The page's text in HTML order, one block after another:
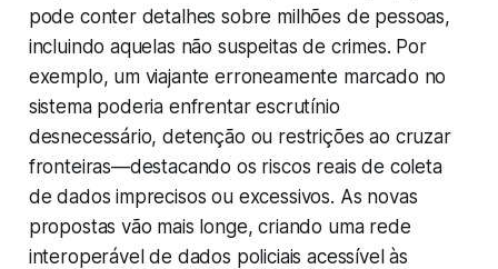
pode conter detalhes sobre milhões de pessoas,
incluindo aquelas não suspeitas de crimes. Por
exemplo, um viajante erroneamente marcado no
sistema poderia enfrentar escrutínio
desnecessário, detenção ou restrições ao cruzar
fronteiras—destacando os riscos reais de coleta
de dados imprecisos ou excessivos. As novas
propostas vão mais longe, criando uma rede
interoperável de dados policiais acessível às